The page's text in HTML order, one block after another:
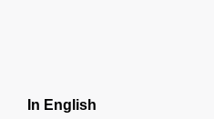
In English